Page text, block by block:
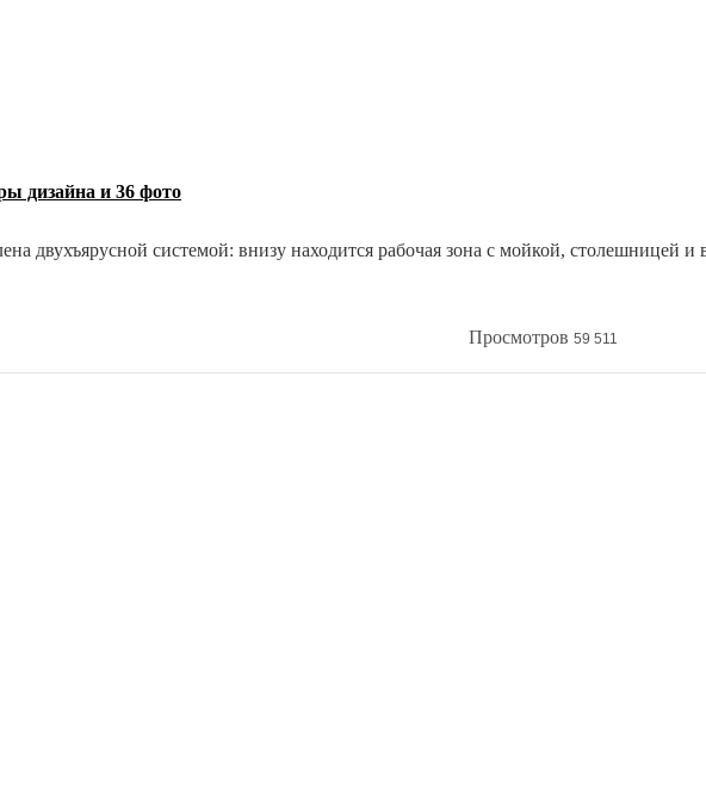
дизайна и 36 фото
двухъярусной системой: внизу находится рабочая зона с мойкой, столешницей
приобретает дизайн кухни без верхнего ряда шкафов. Такой "однорядный"
Просмотров 59 511